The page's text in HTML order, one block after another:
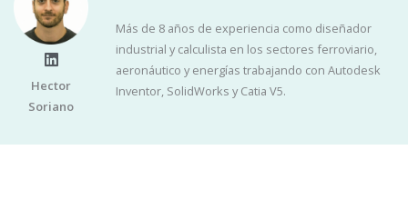
L
i
n
k
d
Hector
Soriano
Más de 8 años de experiencia como diseñador
industrial y calculista en los sectores ferroviario,
aeronáutico y energías trabajando con Autodesk
Inventor, SolidWorks y Catia V5.